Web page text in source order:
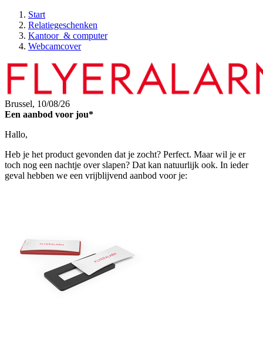
Start
Relatiegeschenken
Kantoor & computer
Webcamcover
Brussel, 10/08/26
Een aanbod voor jou*
Hallo,
Heb je het product gevonden dat je zocht? Perfect. Maar wil je er
toch nog een nachtje over slapen? Dat kan natuurlijk ook. In ieder
geval hebben we een vrijblijvend aanbod voor je: